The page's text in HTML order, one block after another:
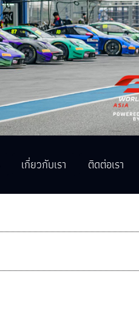
เกี่ยวกับเรา ติดต่อเรา